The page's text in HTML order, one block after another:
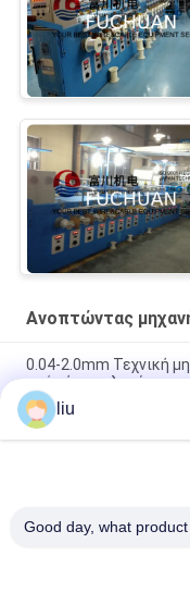
Ανοπτώντας
0.04-2.0mm Τεχνική
από νήμα χαλκού
0.04-1.0mm Σύνθετο
Καλώδιο καλωδίου
0.05-2.52mm σύρμα
liu
Good day, what